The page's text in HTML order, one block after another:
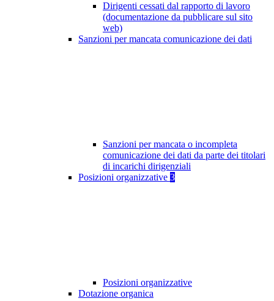
Dirigenti cessati dal rapporto di lavoro
(documentazione da pubblicare sul sito
web)
Sanzioni per mancata comunicazione dei dati
Sanzioni per mancata o incompleta
comunicazione dei dati da parte dei titolari
di incarichi dirigenziali
Posizioni organizzative 3
Posizioni organizzative
Dotazione organica